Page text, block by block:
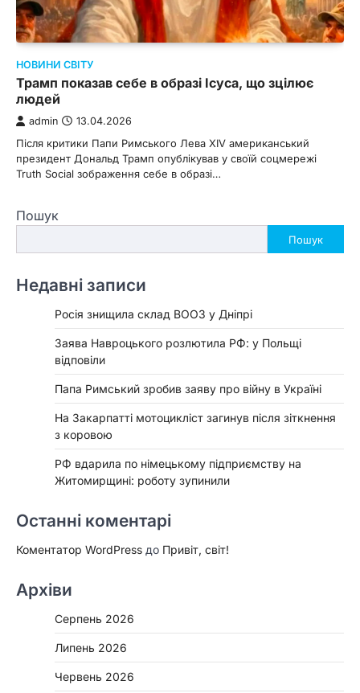
НОВИНИ СВІТУ
Трамп показав себе в образі Ісуса, що зцілює
людей
admin 13.04.2026
Після критики Папи Римського Лева XIV американський
президент Дональд Трамп опублікував у своїй соцмережі
Truth Social зображення себе в образі…
Пошук
Пошук
Недавні записи
Росія знищила склад ВООЗ у Дніпрі
Заява Навроцького розлютила РФ: у Польщі
відповіли
Папа Римський зробив заяву про війну в Україні
На Закарпатті мотоцикліст загинув після зіткнення
з коровою
РФ вдарила по німецькому підприємству на
Житомирщині: роботу зупинили
Останні коментарі
Коментатор WordPress до Привіт, світ!
Архіви
Серпень 2026
Липень 2026
Червень 2026